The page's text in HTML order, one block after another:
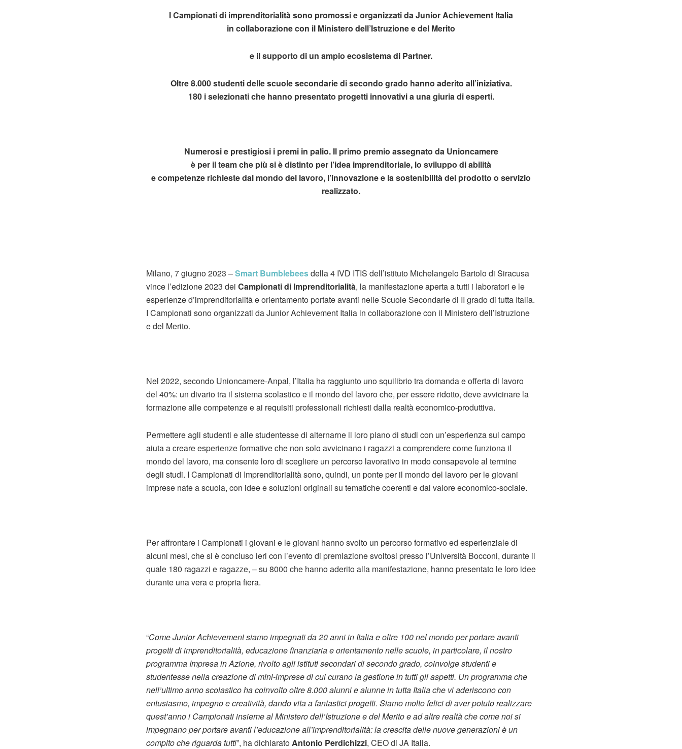
I Campionati di imprenditorialità sono promossi e organizzati da Junior Achievement Italia
in collaborazione con il Ministero dell’Istruzione e del Merito
e il supporto di un ampio ecosistema di Partner.
Oltre 8.000 studenti delle scuole secondarie di secondo grado hanno aderito all’iniziativa.
180 i selezionati che hanno presentato progetti innovativi a una giuria di esperti.
Numerosi e prestigiosi i premi in palio. Il primo premio assegnato da Unioncamere
è per il team che più si è distinto per l’idea imprenditoriale, lo sviluppo di abilità
e competenze richieste dal mondo del lavoro, l’innovazione e la sostenibilità del prodotto o servizio
realizzato.
Milano, 7 giugno 2023 –Smart Bumblebeesdella 4 IVD ITIS dell’istituto Michelangelo Bartolo di Siracusa
vince l’edizione 2023 dei Campionati di Imprenditorialità, la manifestazione aperta a tutti i laboratori e le
esperienze d’imprenditorialità e orientamento portate avanti nelle Scuole Secondarie di II grado di tutta Italia.
I Campionati sono organizzati da Junior Achievement Italia in collaborazione con il Ministero dell’Istruzione
e del Merito.
Nel 2022, secondo Unioncamere-Anpal, l’Italia ha raggiunto uno squilibrio tra domanda e offerta di lavoro
del 40%: un divario tra il sistema scolastico e il mondo del lavoro che, per essere ridotto, deve avvicinare la
formazione alle competenze e ai requisiti professionali richiesti dalla realtà economico-produttiva.
Permettere agli studenti e alle studentesse di alternarne il loro piano di studi con un’esperienza sul campo
aiuta a creare esperienze formative che non solo avvicinano i ragazzi a comprendere come funziona il
mondo del lavoro, ma consente loro di scegliere un percorso lavorativo in modo consapevole al termine
degli studi. I Campionati di Imprenditorialità sono, quindi, un ponte per il mondo del lavoro per le giovani
imprese nate a scuola, con idee e soluzioni originali su tematiche coerenti e dal valore economico-sociale.
Per affrontare i Campionati i giovani e le giovani hanno svolto un percorso formativo ed esperienziale di
alcuni mesi, che si è concluso ieri con l’evento di premiazione svoltosi presso l’Università Bocconi, durante il
quale 180 ragazzi e ragazze, – su 8000 che hanno aderito alla manifestazione, hanno presentato le loro idee
durante una vera e propria fiera.
“Come Junior Achievement siamo impegnati da 20 anni in Italia e oltre 100 nel mondo per portare avanti
progetti di imprenditorialità, educazione finanziaria e orientamento nelle scuole, in particolare, il nostro
programma Impresa in Azione, rivolto agli istituti secondari di secondo grado, coinvolge studenti e
studentesse nella creazione di mini-imprese di cui curano la gestione in tutti gli aspetti. Un programma che
nell’ultimo anno scolastico ha coinvolto oltre 8.000 alunni e alunne in tutta Italia che vi aderiscono con
entusiasmo, impegno e creatività, dando vita a fantastici progetti. Siamo molto felici di aver potuto realizzare
quest’anno i Campionati insieme al Ministero dell’Istruzione e del Merito e ad altre realtà che come noi si
impegnano per portare avanti l’educazione all’imprenditorialità: la crescita delle nuove generazioni è un
compito che riguarda tutti”, ha dichiaratoAntonio Perdichizzi, CEO di JA Italia.